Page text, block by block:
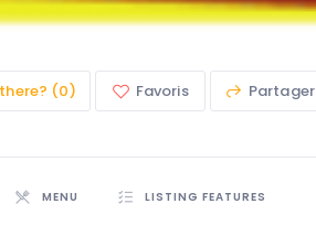
(0) Favoris Partager
MENU LISTING FEATURES